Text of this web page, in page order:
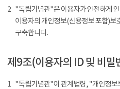
2 "독립기념관"은 이용자가 안전하게
이용자의 개인정보(신용정보 포함)보
구축합니다.
제9조(이용자의 ID 및 비밀
1 "독립기념관"이 관계법령, "개인정보